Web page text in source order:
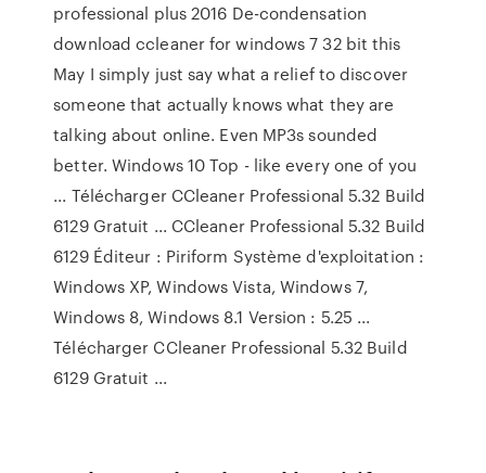
professional plus 2016 De-condensation
download ccleaner for windows 7 32 bit this
May I simply just say what a relief to discover
someone that actually knows what they are
talking about online. Even MP3s sounded
better. Windows 10 Top - like every one of you
... Télécharger CCleaner Professional 5.32 Build
6129 Gratuit ... CCleaner Professional 5.32 Build
6129 Éditeur : Piriform Système d'exploitation :
Windows XP, Windows Vista, Windows 7,
Windows 8, Windows 8.1 Version : 5.25 ...
Télécharger CCleaner Professional 5.32 Build
6129 Gratuit ...